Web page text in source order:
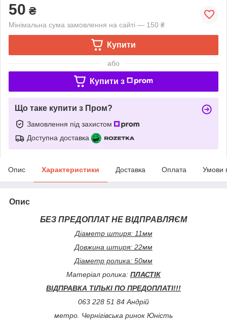
50 ₴
Мінімальна сума замовлення на сайті — 150 ₴
Купити
або
Купити з
Що таке купити з Пром?
Замовлення під захистом
Доступна доставка
Опис Характеристики Доставка Оплата Умови
Опис
БЕЗ ПРЕДОПЛАТ НЕ ВІДПРАВЛЯЄМ
Діаметр штиря: 11мм
Довжина штиря: 22мм
Діаметр ролика: 50мм
Матеріал ролика: ПЛАСТІК
ВІДПРАВКА ТІЛЬКІ ПО ПРЕДОПЛАТІ!!!
063 228 51 84 Андрій
метро. Чернігівська ринок Юність